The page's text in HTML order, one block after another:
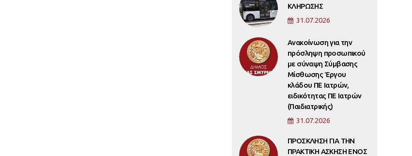
ΚΛΗΡΩΣΗΣ
31.07.2026
Ανακοίνωση για την
πρόσληψη προσωπικού
με σύναψη Σύμβασης
Μίσθωσης Έργου
κλάδου ΠΕ Ιατρών,
ειδικότητας ΠΕ Ιατρών
(Παιδιατρικής)
31.07.2026
ΠΡΟΣΚΛΗΣΗ ΓΙΑ ΤΗΝ
ΠΡΑΚΤΙΚΗ ΑΣΚΗΣΗ ΕΝΟΣ